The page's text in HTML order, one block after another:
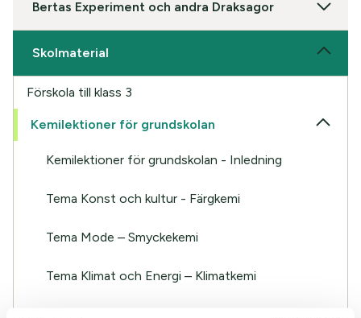
Bertas Experiment och andra Draksagor
Skolmaterial
Förskola till klass 3
Kemilektioner för grundskolan
Kemilektioner för grundskolan - Inledning
Tema Konst och kultur - Färgkemi
Tema Mode – Smyckekemi
Tema Klimat och Energi – Klimatkemi